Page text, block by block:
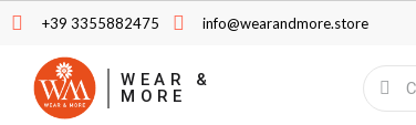
+39 3355882475 info@wearandmore.store
WEAR &
MORE